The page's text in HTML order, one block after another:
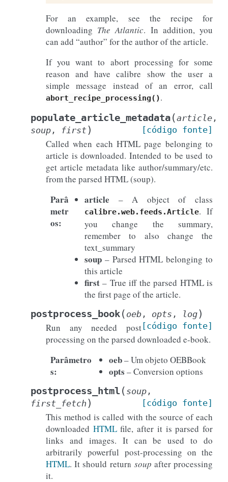
For an example, see the recipe for
downloading The Atlantic. In addition, you
can add “author” for the author of the article.
If you want to abort processing for some
reason and have calibre show the user a
simple message instead of an error, call
abort_recipe_processing().
populate_article_metadata(article ,
soup , first) [código fonte]
Called when each HTML page belonging to
article is downloaded. Intended to be used to
get article metadata like author/summary/etc.
from the parsed HTML (soup).
Parâ
metr
os:
article – A object of class
calibre.web.feeds.Article. If
you change the summary,
remember to also change the
text_summary
soup – Parsed HTML belonging to
this article
first – True iff the parsed HTML is
the first page of the article.
postprocess_book( oeb , opts , log)
[código fonte]
Run any needed post
processing on the parsed downloaded e-book.
Parâmetro
s:
oeb– Um objeto OEBBook
opts – Conversion options
postprocess_html( soup ,
first_fetch ) [código fonte]
This method is called with the source of each
downloaded HTMLfile, after it is parsed for
links and images. It can be used to do
arbitrarily powerful post-processing on the
HTML. It should return soup after processing
it.